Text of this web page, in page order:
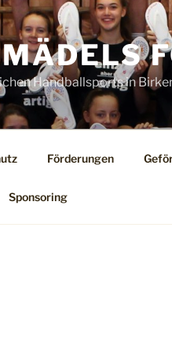
Handballsports in
Förderungen
Sponsoring